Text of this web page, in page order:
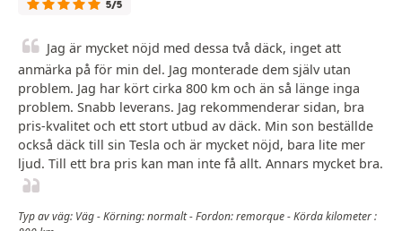
5/5
Jag är mycket nöjd med dessa två däck, inget att
anmärka på för min del. Jag monterade dem själv utan
problem. Jag har kört cirka 800 km och än så länge inga
problem. Snabb leverans. Jag rekommenderar sidan, bra
pris-kvalitet och ett stort utbud av däck. Min son beställde
också däck till sin Tesla och är mycket nöjd, bara lite mer
ljud. Till ett bra pris kan man inte få allt. Annars mycket bra.
Typ av väg: Väg - Körning: normalt - Fordon: remorque - Körda kilometer :